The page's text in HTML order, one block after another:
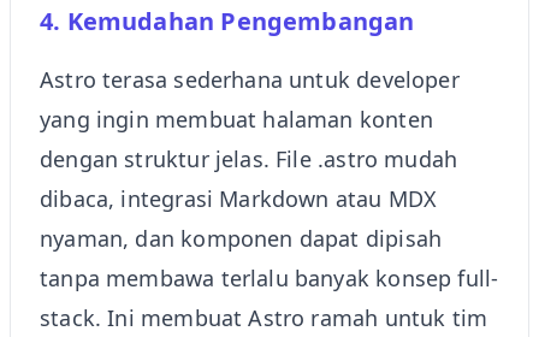
4. Kemudahan Pengembangan
Astro terasa sederhana untuk developer
yang ingin membuat halaman konten
dengan struktur jelas. File .astro mudah
dibaca, integrasi Markdown atau MDX
nyaman, dan komponen dapat dipisah
tanpa membawa terlalu banyak konsep full-
stack. Ini membuat Astro ramah untuk tim